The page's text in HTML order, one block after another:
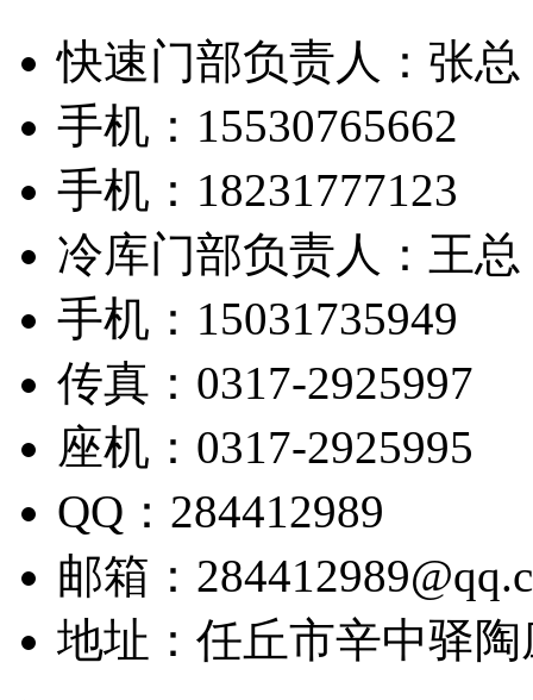
快速门部负责人：张总
手机：15530765662
手机：18231777123
冷库门部负责人：王总
手机：15031735949
传真：0317-2925997
座机：0317-2925995
QQ：284412989
邮箱：
地址：任丘市辛中驿